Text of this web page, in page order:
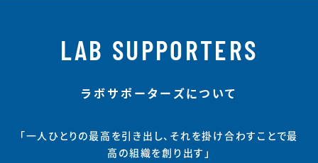
LAB SUPPORTERS
ラボサポーターズについて
「一人ひとりの最高を引き出し、それを掛け合わすことで最
高の組織を創り出す」